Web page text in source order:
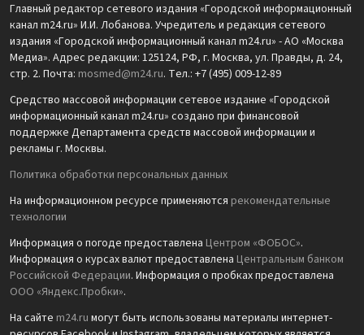
Главный редактор сетевого издания «Городской информационный
канал m24.ru» И.И. Лобанова. Учредитель и редакция сетевого
издания «Городской информационный канал m24.ru» - АО «Москва
Медиа». Адрес редакции: 125124, РФ, г. Москва, ул. Правды, д. 24,
стр. 2. Почта: mosmed@m24.ru. Тел.: +7 (495) 009-12-89
Средство массовой информации сетевое издание «Городской
информационный канал m24.ru» создано при финансовой
поддержке Департамента средств массовой информации и
рекламы г. Москвы.
Политика обработки персональных данных
На информационном ресурсе применяются рекомендательные
технологии
Информация о погоде предоставлена Центром «ФОБОС».
Информация о курсах валют предоставлена Центральным банком
Российской Федерации. Информация о пробках предоставлена
ООО «Яндекс.Пробки».
На сайте m24.ru могут быть использованы материалы интернет-